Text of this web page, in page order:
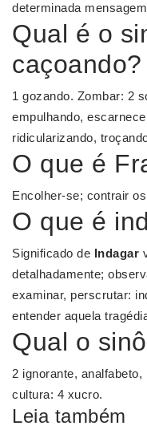
determinada
Qual é o
caçoando?
1 gozando. Zombar: 2
empulhando,
ridicularizando,
O que é
Encolher-se; contrair
O que é
Significado de Indagar
detalhadamente;
examinar, perscrutar:
entender aquela
Qual o
2 ignorante,
cultura: 4 xucro.
Leia também